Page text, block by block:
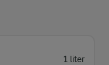
1 liter